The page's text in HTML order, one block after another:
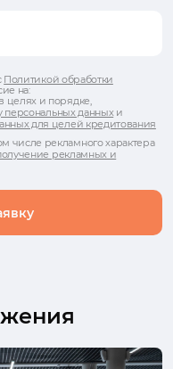
заявку
Политикой обработки
на:
целях и порядке,
персональных данныхи
для целей кредитования
числе рекламного характера
рекламных и